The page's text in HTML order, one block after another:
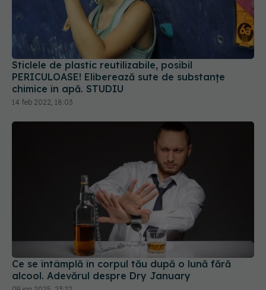
Sticlele de plastic reutilizabile, posibil
PERICULOASE! Eliberează sute de substanțe
chimice în apă. STUDIU
14 feb 2022, 18:03
Ce se întâmplă în corpul tău după o lună fără
alcool. Adevărul despre Dry January